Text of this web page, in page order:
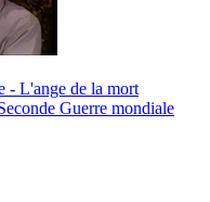
- L'ange de la mort
Guerre mondiale